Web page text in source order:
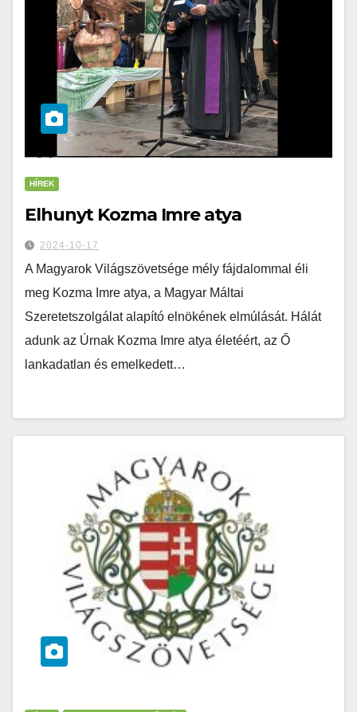
HÍREK
Elhunyt Kozma Imre atya
2024-10-17
A Magyarok Világszövetsége mély fájdalommal éli
meg Kozma Imre atya, a Magyar Máltai
Szeretetszolgálat alapító elnökének elmúlását. Hálát
adunk az Úrnak Kozma Imre atya életéért, az Ő
lankadatlan és emelkedett…